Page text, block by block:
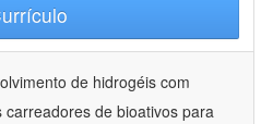
de hidrogéis com
de bioativos para